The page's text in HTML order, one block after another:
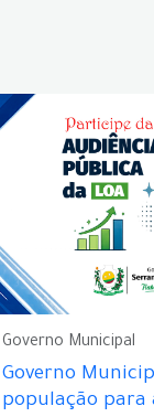
Governo Municipal
Governo
população para